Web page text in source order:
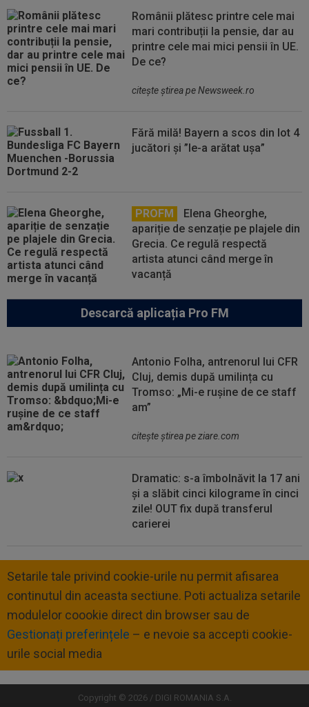
Românii plătesc printre cele mai
mari contribuții la pensie, dar au
printre cele mai mici pensii în UE.
De ce?
citeşte ştirea pe Newsweek.ro
Fără milă! Bayern a scos din lot 4
jucători și ”le-a arătat ușa”
PROFM
Elena Gheorghe,
apariție de senzație pe plajele din
Grecia. Ce regulă respectă
artista atunci când merge în
vacanță
Descarcă aplicația Pro FM
Antonio Folha, antrenorul lui CFR
Cluj, demis după umilința cu
Tromso: „Mi-e rușine de ce staff
am”
citeşte ştirea pe ziare.com
Dramatic: s-a îmbolnăvit la 17 ani
și a slăbit cinci kilograme în cinci
zile! OUT fix după transferul
carierei
Setarile tale privind cookie-urile nu permit afisarea
continutul din aceasta sectiune. Poti actualiza setarile
modulelor coookie direct din browser sau de
Gestionați preferințele – e nevoie sa accepti cookie-
urile social media
Copyright © 2026 / DIGI ROMANIA S.A.